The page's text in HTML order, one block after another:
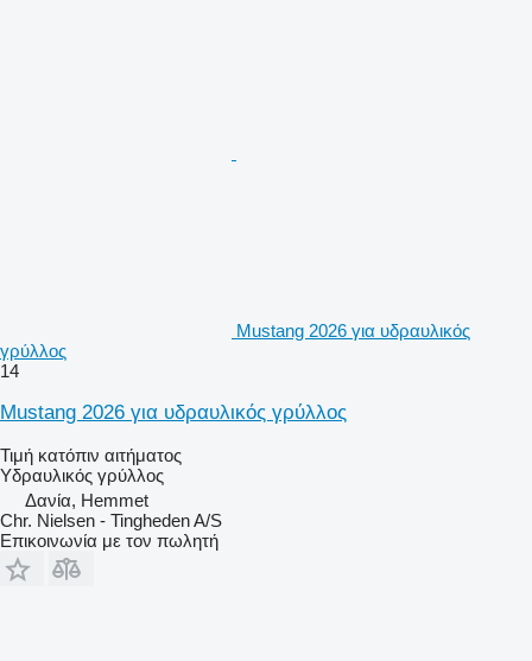
Mustang 2026 για υδραυλικός
γρύλλος
14
Mustang 2026 για υδραυλικός γρύλλος
Τιμή κατόπιν αιτήματος
Υδραυλικός γρύλλος
Δανία, Hemmet
Chr. Nielsen - Tingheden A/S
Επικοινωνία με τον πωλητή